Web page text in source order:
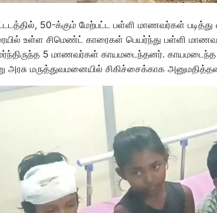
50-க்கும் மேற்பட்ட பள்ளி மாணவர்கள் படித்து
உள்ள சிமெண்ட் காரைகள் பெயர்ந்து பள்ளி
5 மாணவர்கள் காயமடைந்தனர்.
அரசு மருத்துவமனையில் சிகிச்சைக்காக